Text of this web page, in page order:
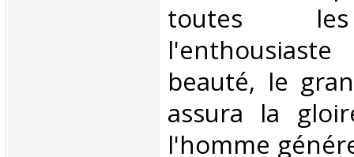
toutes
beauté, le
assura la
l'homme